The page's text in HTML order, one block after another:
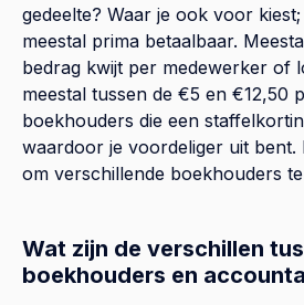
gedeelte? Waar je ook voor
meestal prima betaalbaar.
bedrag kwijt per medewerker of
meestal tussen de €5 en €12,50
boekhouders die een
waardoor je voordeliger uit bent.
om verschillende boekhouders
Wat zijn de verschillen
boekhouders en